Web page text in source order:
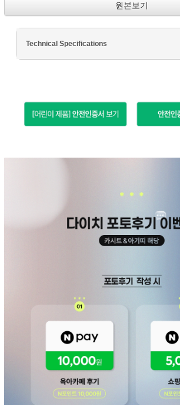
원본보기
Technical Specifications
Display: 15.6" FHD
Graphics: NVIDIA GTX 1660Ti